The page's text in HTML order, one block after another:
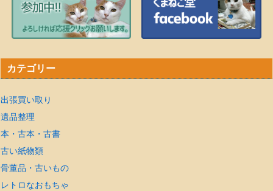
カテゴリー
出張買い取り
遺品整理
本・古本・古書
古い紙物類
骨董品・古いもの
レトロなおもちゃ